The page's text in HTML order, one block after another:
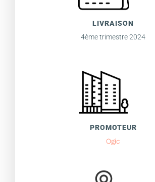
LIVRAISON
4ème trimestre 2024
PROMOTEUR
Ogic